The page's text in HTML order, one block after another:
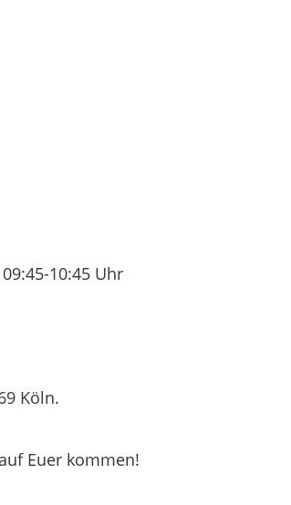
10:45 Uhr
Köln.
Euer kommen!